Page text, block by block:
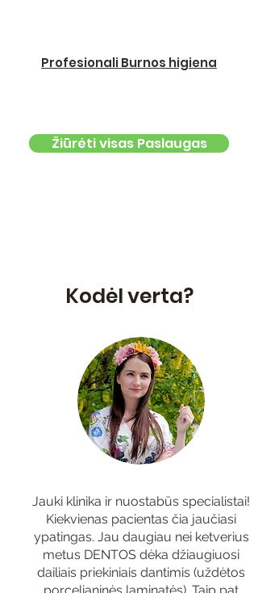
Profesionali Burnos higiena
Žiūrėti visas Paslaugas
Kodėl verta?
Jauki klinika ir nuostabūs specialistai!
Kiekvienas pacientas čia jaučiasi
ypatingas. Jau daugiau nei ketverius
metus DENTOS dėka džiaugiuosi
dailiais priekiniais dantimis (uždėtos